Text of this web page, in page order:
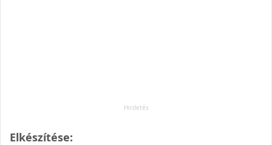
Elkészítése: